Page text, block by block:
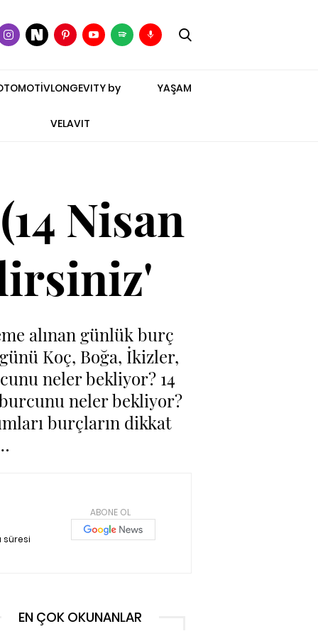
LONGEVITY by
VELAVIT
YAŞAM
Nisan
alınan günlük burç
Koç, Boğa, İkizler,
neler bekliyor? 14
neler bekliyor?
burçların dikkat
süresi
ABONE OL
EN ÇOK OKUNANLAR